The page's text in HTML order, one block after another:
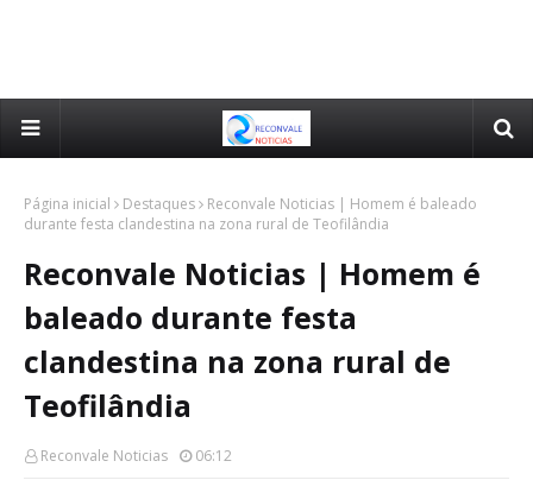
Página inicial Destaques
Reconvale Noticias | Homem é baleado
durante festa clandestina na zona rural de Teofilândia
Reconvale Noticias | Homem é
baleado durante festa
clandestina na zona rural de
Teofilândia
Reconvale Noticias 06:12